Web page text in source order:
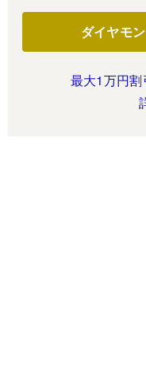
ダイヤモ
最大1万円割